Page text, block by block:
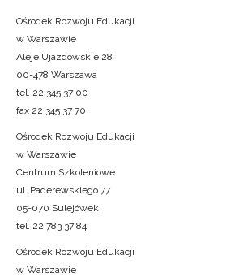
Ośrodek Rozwoju Edukacji
w Warszawie
Aleje Ujazdowskie 28
00-478 Warszawa
tel. 22 345 37 00
fax 22 345 37 70
Ośrodek Rozwoju Edukacji
w Warszawie
Centrum Szkoleniowe
ul. Paderewskiego 77
05-070 Sulejówek
tel. 22 783 37 84
Ośrodek Rozwoju Edukacji
w Warszawie